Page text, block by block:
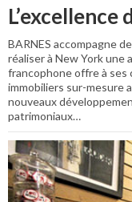
L’excellence
BARNES accompagne
réaliser à New York une
francophone offre à ses
immobiliers sur-mesure
nouveaux
patrimoniaux…